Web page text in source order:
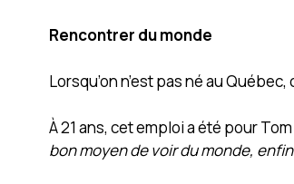
Rencontrer du monde
Lorsqu’on n’est pas né au
À 21 ans, cet emploi a été pour
bon moyen de voir du monde,